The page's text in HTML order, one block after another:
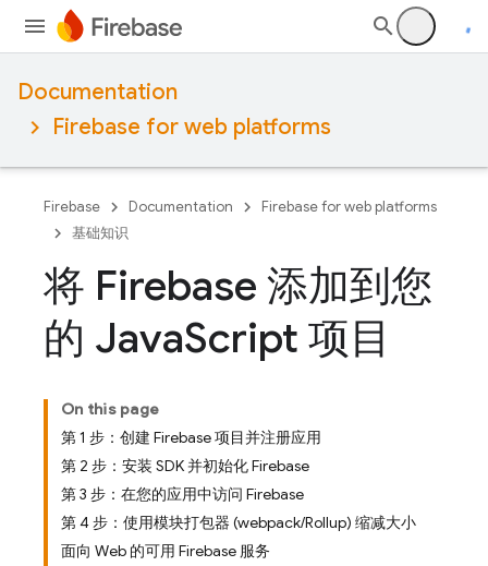
Documentation
Firebase for web platforms
Firebase Documentation
Firebase for web platforms
基础知识
将 Firebase 添加到您
的 JavaScript 项目
On this page
第 1 步：创建 Firebase 项目并注册应用
第 2 步：安装 SDK 并初始化 Firebase
第 3 步：在您的应用中访问 Firebase
第 4 步：使用模块打包器 (webpack/Rollup) 缩减大小
面向 Web 的可用 Firebase 服务